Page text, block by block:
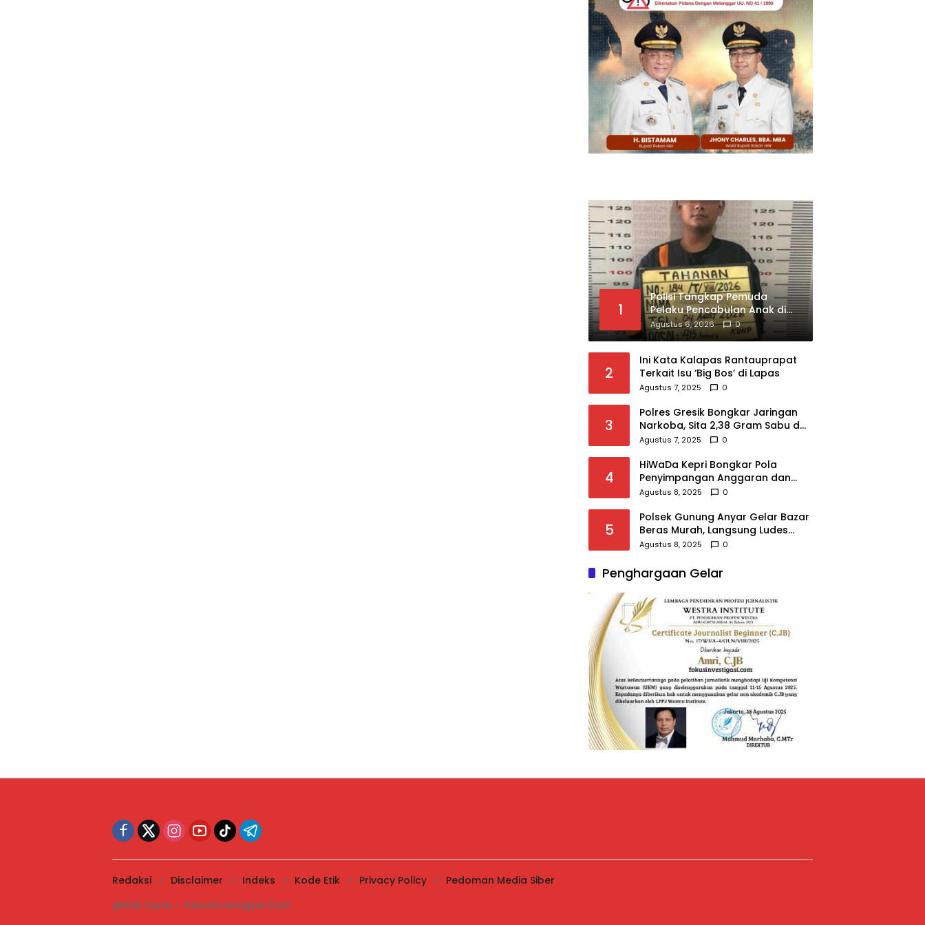
1
Polisi Tangkap Pemuda
Pelaku Pencabulan Anak di
Kualuh Selatan, Beraksi
dengan Modus Beri Uang ke
Agustus 6, 2026 0
2
Ini Kata Kalapas Rantauprapat
Terkait Isu ‘Big Bos’ di Lapas
Agustus 7, 2025 0
3
Polres Gresik Bongkar Jaringan
Narkoba, Sita 2,38 Gram Sabu dan
2.980 Pil Koplo
Agustus 7, 2025 0
4
HiWaDa Kepri Bongkar Pola
Penyimpangan Anggaran dan
Sampaikan Tuntutan Tegas di
Agustus 8, 2025 0
5
Polsek Gunung Anyar Gelar Bazar
Beras Murah, Langsung Ludes
Diserbu Warga
Agustus 8, 2025 0
Penghargaan Gelar
Redaksi Disclaimer Indeks Kode Etik Privacy Policy
Pedoman Media Siber
@Hak Cipta - Fokusinvestigasi.Com